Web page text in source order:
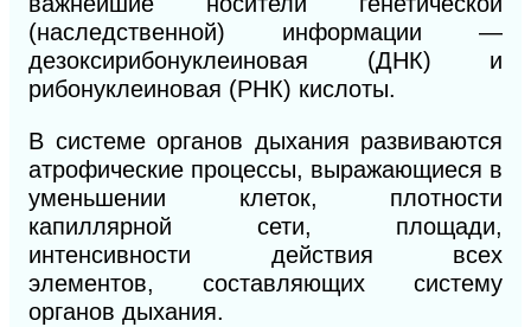
(наследственной) информации —
дезоксирибонуклеиновая (ДНК) и
рибонуклеиновая (РНК) кислоты.
В системе органов дыхания развиваются
атрофические процессы, выражающиеся в
уменьшении клеток, плотности
капиллярной сети, площади,
интенсивности действия всех
элементов, составляющих систему
органов дыхания.